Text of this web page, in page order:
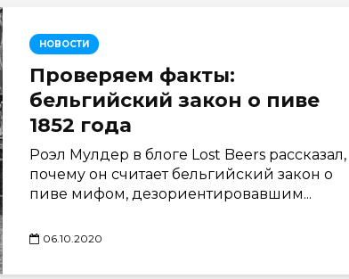
НОВОСТИ
Проверяем факты:
бельгийский закон о пиве
1852 года
Роэл Мулдер в блоге Lost Beers рассказал,
почему он считает бельгийский закон о
пиве мифом, дезориентировавшим...
06.10.2020